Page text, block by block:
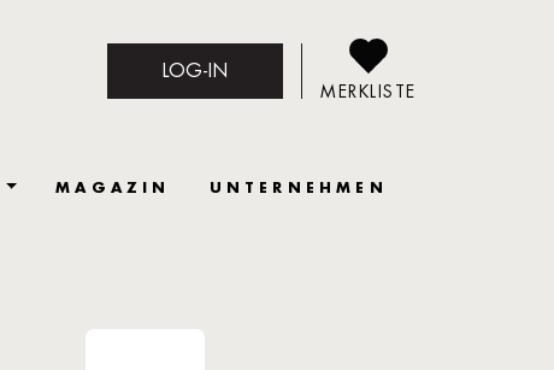
LOG-IN
MERKLISTE
MAGAZIN UNTERNEHMEN